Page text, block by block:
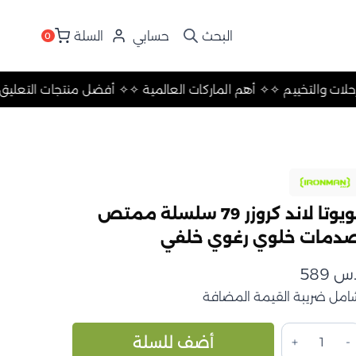
حسابي السلة 0
✧ أفضل✧ أهم الماركات العالمية ✧والرحلات والتخييم ✧
تويوتا لاند كروزر 79 سلسلة ممتص
خلوي رغوي خلفي
589
ضريبة القيمة المضافة
أضف للسلة